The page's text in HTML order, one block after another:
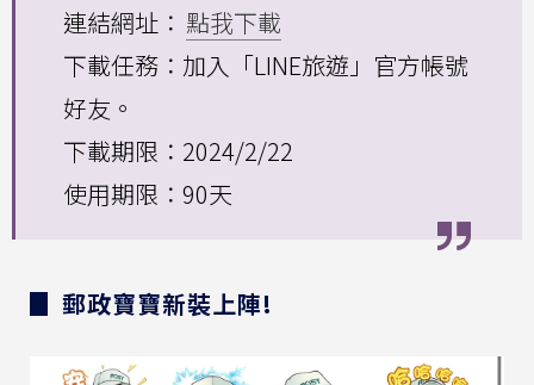
連結網址： 點我下載
下載任務：加入「LINE旅遊」官方帳號
好友。
下載期限：2024/2/22
使用期限：90天
▊ 郵政寶寶新裝上陣!